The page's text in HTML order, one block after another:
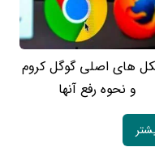
های اصلی گوگل کروم
و نحوه رفع آنها